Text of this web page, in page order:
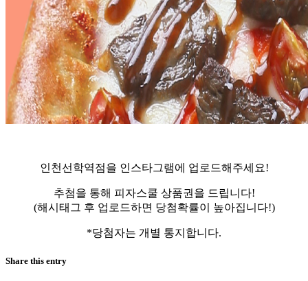
인천선학역점을 인스타그램에 업로드해주세요!
추첨을 통해 피자스쿨 상품권을 드립니다!
(해시태그 후 업로드하면 당첨확률이 높아집니다!)
*당첨자는 개별 통지합니다.
Share this entry